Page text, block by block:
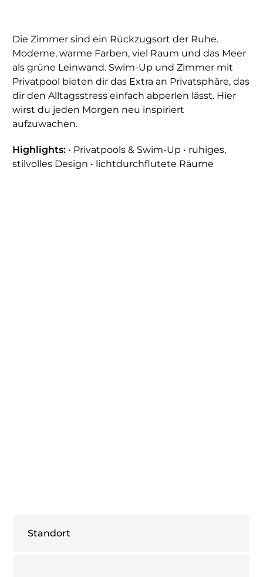
Die Zimmer sind ein Rückzugsort der Ruhe.
Moderne, warme Farben, viel Raum und das Meer
als grüne Leinwand. Swim-Up und Zimmer mit
Privatpool bieten dir das Extra an Privatsphäre, das
dir den Alltagsstress einfach abperlen lässt. Hier
wirst du jeden Morgen neu inspiriert
aufzuwachen.
Highlights: • Privatpools & Swim-Up • ruhiges,
stilvolles Design • lichtdurchflutete Räume
Standort